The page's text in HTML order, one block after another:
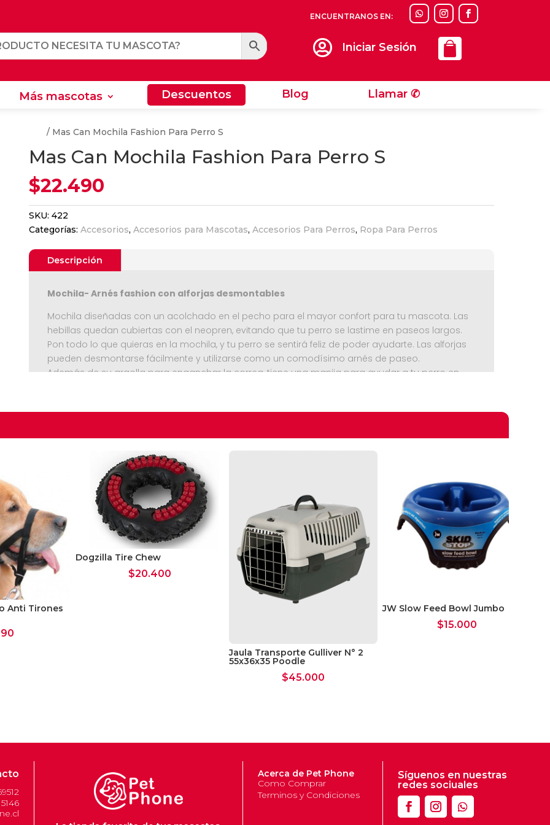
ENCUENTRANOS EN:
 Iniciar Sesión
Más mascotas Descuentos Blog Llamar ✆
Llamar ✆
/ Mas Can Mochila Fashion Para Perro S
Mas Can Mochila Fashion Para Perro S
$22.490
SKU: 422
Categorías: Accesorios, Accesorios para Mascotas, Accesorios Para Perros, Ropa Para Perros
Descripción
Mochila- Arnés fashion con alforjas desmontables
Mochila diseñadas con un acolchado en el pecho para el mayor confort para tu mascota. Las
hebillas quedan cubiertas con el neopren, evitando que tu perro se lastime en paseos largos.
Pon todo lo que quieras en la mochila, y tu perro se sentirá feliz de poder ayudarte. Las alforjas
pueden desmontarse fácilmente y utilizarse como un comodísimo arnés de paseo.
Además de su argolla para enganchar la correa, tiene una manija para ayudar a tu perro en
Medidas: Pecho 25 a 37 cms Cintura: 23 a 49 cms
Anti Tirones
Dogzilla Tire Chew
$20.400
Jaula Transporte Gulliver N° 2
55x36x35 Poodle
$45.000
JW Slow Feed Bowl Jumbo
$15.000
Acerca de Pet Phone
Como Comprar
Terminos y Condiciones
Síguenos en nuestras
redes sociuales